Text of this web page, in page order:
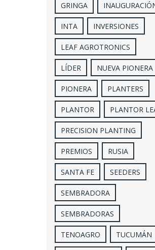
GRINGA
INTA INVERSIONES
LEAF AGROTRONICS
LÍDER NUEVA PIONERA
PIONERA PLANTERS
PLANTOR PLANTOR
PRECISION PLANTING
PREMIOS RUSIA
SANTA FE SEEDERS
SEMBRADORA
SEMBRADORAS
TENOAGRO TUCUMÁN